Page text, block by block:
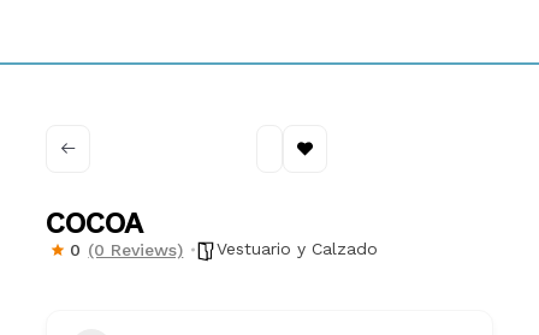
COCOA
0 (0 Reviews) Vestuario y Calzado